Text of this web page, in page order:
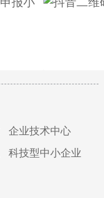
企业技术中心
科技型中小企业